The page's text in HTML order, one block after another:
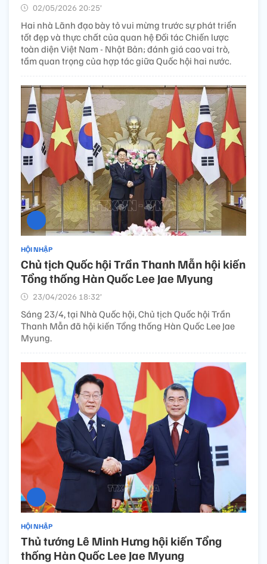
02/05/2026 20:25’
Hai nhà Lãnh đạo bày tỏ vui mừng trước sự phát triển
tốt đẹp và thực chất của quan hệ Đối tác Chiến lược
toàn diện Việt Nam - Nhật Bản; đánh giá cao vai trò,
tầm quan trọng của hợp tác giữa Quốc hội hai nước.
HỘI NHẬP
Chủ tịch Quốc hội Trần Thanh Mẫn hội kiến
Tổng thống Hàn Quốc Lee Jae Myung
23/04/2026 18:32’
Sáng 23/4, tại Nhà Quốc hội, Chủ tịch Quốc hội Trần
Thanh Mẫn đã hội kiến Tổng thống Hàn Quốc Lee Jae
Myung.
HỘI NHẬP
Thủ tướng Lê Minh Hưng hội kiến Tổng
thống Hàn Quốc Lee Jae Myung